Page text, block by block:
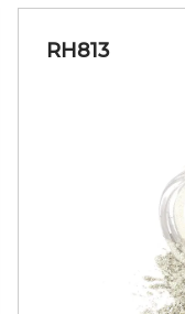
RH813